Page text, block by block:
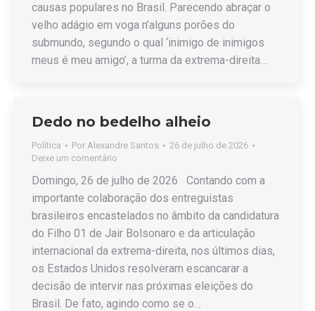
causas populares no Brasil. Parecendo abraçar o
velho adágio em voga n’alguns porões do
submundo, segundo o qual ‘inimigo de inimigos
meus é meu amigo’, a turma da extrema-direita…
Dedo no bedelho alheio
Política Por Alexandre Santos
26 de julho de 2026
Deixe um comentário
Domingo, 26 de julho de 2026 Contando com a
importante colaboração dos entreguistas
brasileiros encastelados no âmbito da candidatura
do Filho 01 de Jair Bolsonaro e da articulação
internacional da extrema-direita, nos últimos dias,
os Estados Unidos resolveram escancarar a
decisão de intervir nas próximas eleições do
Brasil. De fato, agindo como se o…